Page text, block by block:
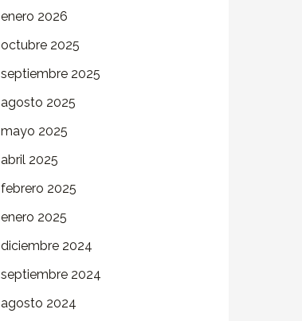
enero 2026
octubre 2025
septiembre 2025
agosto 2025
mayo 2025
abril 2025
febrero 2025
enero 2025
diciembre 2024
septiembre 2024
agosto 2024